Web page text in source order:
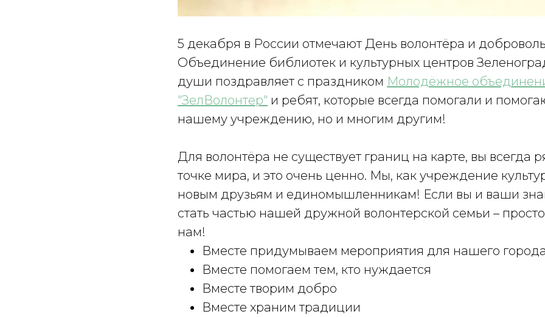
5 декабря в России отмечают День волонтёра и
Объединение библиотек и культурных центров
души поздравляет с праздником Молодёжное
"ЗелВолонтер" и ребят, которые всегда помогали и
нашему учреждению, но и многим другим!
Для волонтёра не существует границ на карте, вы всегда
точке мира, и это очень ценно. Мы, как учреждение
новым друзьям и единомышленникам! Если вы и ваши
стать частью нашей дружной волонтерской семьи –
нам!
Вместе придумываем мероприятия для нашего
Вместе помогаем тем, кто нуждается
Вместе творим добро
Вместе храним традиции